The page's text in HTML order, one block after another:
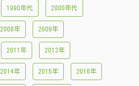
1990年代 2000年代
2008年 2009年
2011年 2012年
2014年 2015年 2016年